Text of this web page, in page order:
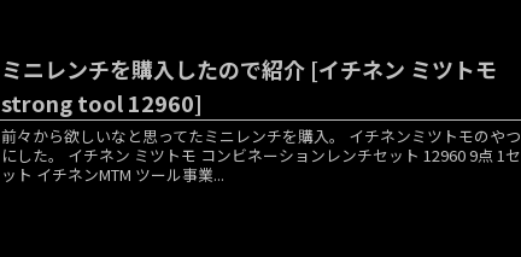
ミニレンチを購入したので紹介 [イチネン ミツトモ
strong tool 12960]
前々から欲しいなと思ってたミニレンチを購入。 イチネンミツトモのやつ
にした。 イチネン ミツトモ コンビネーションレンチセット 12960 9点 1セ
ット イチネンMTM ツール事業...